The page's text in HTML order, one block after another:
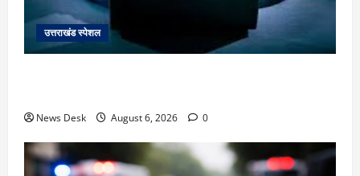
उत्तराखंड स्पेशल
News Desk August 6, 2026 0